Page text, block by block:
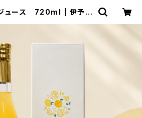
ュース 720ml | 伊予鉄